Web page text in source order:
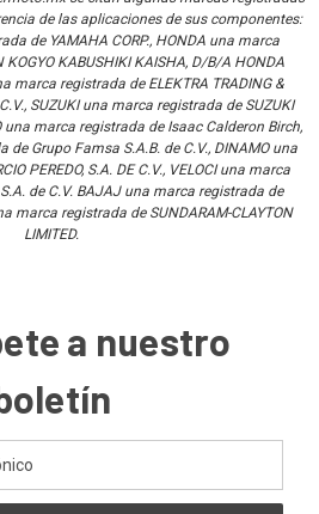
de las aplicaciones de sus componentes:
de YAMAHA CORP., HONDA una marca
KABUSHIKI KAISHA, D/B/A HONDA
marca registrada de ELEKTRA TRADING &
C.V., SUZUKI una marca registrada de SUZUKI
una marca registrada de Isaac Calderon Birch,
de Grupo Famsa S.A.B. de C.V., DINAMO una
PEREDO, S.A. DE C.V., VELOCI una marca
de C.V. BAJAJ una marca registrada de
marca registrada de SUNDARAM-CLAYTON
LIMITED.
a nuestro